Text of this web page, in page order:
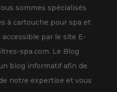
sommes spécialisés
à cartouche pour spa et
par le site E-
spa.com. Le Blog
blog informatif afin de
notre expertise et vous